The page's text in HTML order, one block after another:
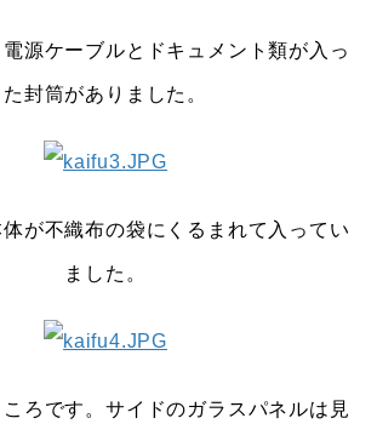
源ケーブルとドキュメント類が入っ
た封筒がありました。
が不織布の袋にくるまれて入ってい
ました。
ろです。サイドのガラスパネルは見